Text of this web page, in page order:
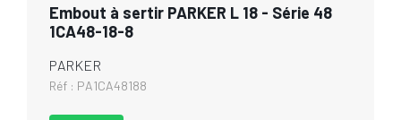
Embout à sertir PARKER L 18 - Série 48
1CA48-18-8
PARKER
Réf : PA1CA48188